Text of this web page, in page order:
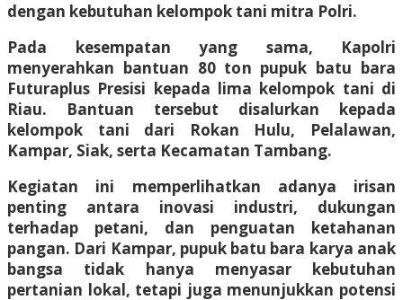
dengan kebutuhan kelompok tani mitra Polri.
Pada kesempatan yang sama, Kapolri
menyerahkan bantuan 80 ton pupuk batu bara
Futuraplus Presisi kepada lima kelompok tani di
Riau. Bantuan tersebut disalurkan kepada
kelompok tani dari Rokan Hulu, Pelalawan,
Kampar, Siak, serta Kecamatan Tambang.
Kegiatan ini memperlihatkan adanya irisan
penting antara inovasi industri, dukungan
terhadap petani, dan penguatan ketahanan
pangan. Dari Kampar, pupuk batu bara karya anak
bangsa tidak hanya menyasar kebutuhan
pertanian lokal, tetapi juga menunjukkan potensi